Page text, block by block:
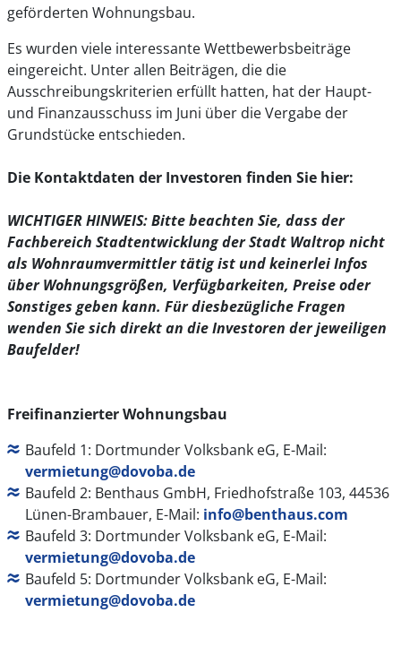
geförderten Wohnungsbau.
Es wurden viele interessante Wettbewerbsbeiträge
eingereicht. Unter allen Beiträgen, die die
Ausschreibungskriterien erfüllt hatten, hat der Haupt-
und Finanzausschuss im Juni über die Vergabe der
Grundstücke entschieden.
Die Kontaktdaten der Investoren finden Sie hier:
WICHTIGER HINWEIS: Bitte beachten Sie, dass der
Fachbereich Stadtentwicklung der Stadt Waltrop nicht
als Wohnraumvermittler tätig ist und keinerlei Infos
über Wohnungsgrößen, Verfügbarkeiten, Preise oder
Sonstiges geben kann. Für diesbezügliche Fragen
wenden Sie sich direkt an die Investoren der jeweiligen
Baufelder!
Freifinanzierter Wohnungsbau
Baufeld 1: Dortmunder Volksbank eG, E-Mail:
vermietung@dovoba.de
Baufeld 2: Benthaus GmbH, Friedhofstraße 103, 44536
Lünen-Brambauer, E-Mail: info@benthaus.com
Baufeld 3: Dortmunder Volksbank eG, E-Mail:
vermietung@dovoba.de
Baufeld 5: Dortmunder Volksbank eG, E-Mail:
vermietung@dovoba.de